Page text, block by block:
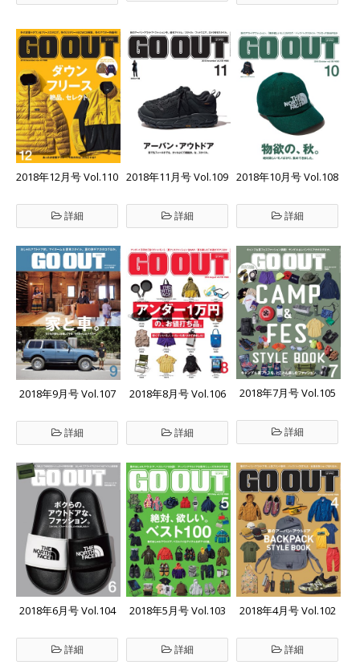
2018年12月号 Vol.110
詳細
2018年11月号 Vol.109
詳細
2018年10月号 Vol.108
詳細
2018年9月号 Vol.107
詳細
2018年8月号 Vol.106
詳細
2018年7月号 Vol.105
詳細
2018年6月号 Vol.104
詳細
2018年5月号 Vol.103
詳細
2018年4月号 Vol.102
詳細